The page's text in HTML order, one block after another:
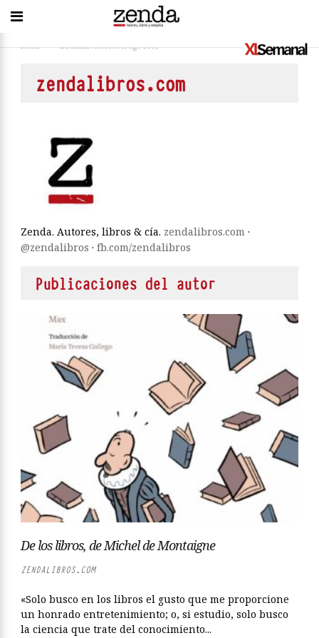
Inicio > zendalibros.com(Page 599)
zendalibros.com
Zenda. Autores, libros & cía. zendalibros.com ·
@zendalibros · fb.com/zendalibros
Publicaciones del autor
De los libros, de Michel de Montaigne
ZENDALIBROS.COM
«Solo busco en los libros el gusto que me proporcione
un honrado entretenimiento; o, si estudio, solo busco
la ciencia que trate del conocimiento...